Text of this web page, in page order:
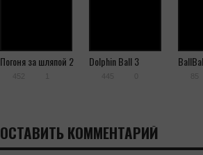
Погоня за шляпой 2 Dolphin Ball 3
ОСТАВИТЬ КОММЕНТАРИЙ